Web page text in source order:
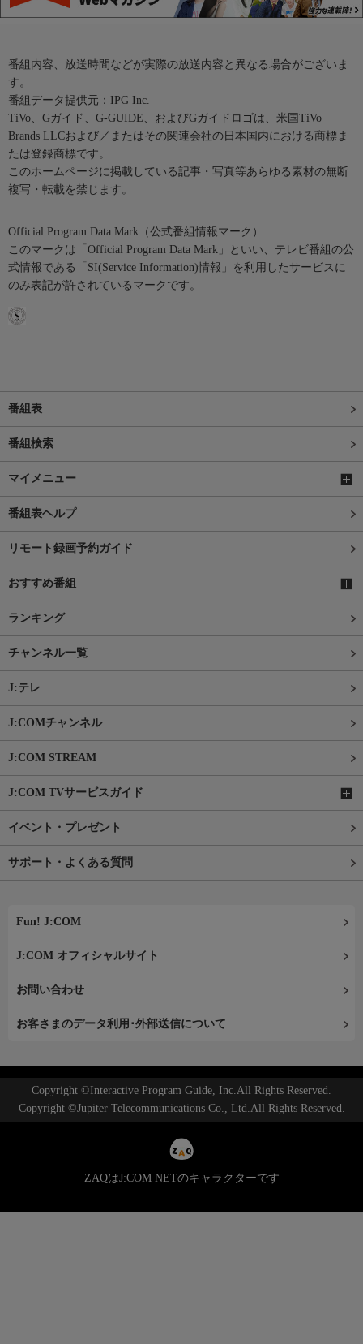
番組内容、放送時間などが実際の放送内容と異なる場合がございま
す。
番組データ提供元：IPG Inc.
TiVo、Gガイド、G-GUIDE、およびGガイドロゴは、米国TiVo
Brands LLCおよび／またはその関連会社の日本国内における商標ま
たは登録商標です。
このホームページに掲載している記事・写真等あらゆる素材の無断
複写・転載を禁じます。
Official Program Data Mark（公式番組情報マーク）
このマークは「Official Program Data Mark」といい、テレビ番組の公
式情報である「SI(Service Information)情報」を利用したサービスに
のみ表記が許されているマークです。
番組表
番組検索
マイメニュー
番組表ヘルプ
リモート録画予約ガイド
おすすめ番組
ランキング
チャンネル一覧
J:テレ
J:COMチャンネル
J:COM STREAM
J:COM TVサービスガイド
イベント・プレゼント
サポート・よくある質問
Fun! J:COM
J:COM オフィシャルサイト
お問い合わせ
お客さまのデータ利用･外部送信について
Copyright ©Interactive Program Guide, Inc.All Rights Reserved.
Copyright ©Jupiter Telecommunications Co., Ltd.All Rights Reserved.
ZAQはJ:COM NETのキャラクターです